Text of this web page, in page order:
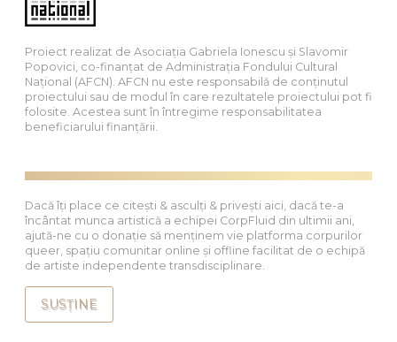
Proiect realizat de Asociația Gabriela Ionescu și Slavomir
Popovici, co-finanțat de Administrația Fondului Cultural
Național (AFCN). AFCN nu este responsabilă de conținutul
proiectului sau de modul în care rezultatele proiectului pot fi
folosite. Acestea sunt în întregime responsabilitatea
beneficiarului finanțării.
Dacă îți place ce citești & asculți & privești aici, dacă te-a
încântat munca artistică a echipei CorpFluid din ultimii ani,
ajută-ne cu o donație să menținem vie platforma corpurilor
queer, spațiu comunitar online și offline facilitat de o echipă
de artiste independente transdisciplinare.
SUSȚINE